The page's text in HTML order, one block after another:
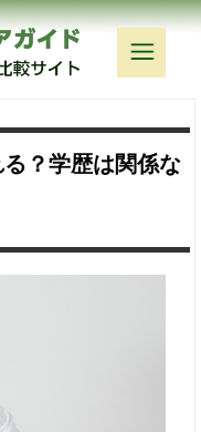
？学歴は関係な